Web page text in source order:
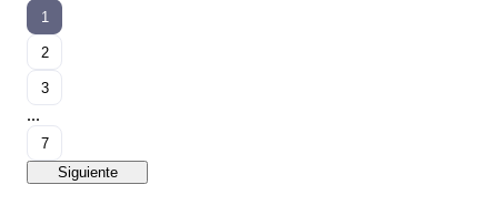
1
2
3
...
7
Siguiente